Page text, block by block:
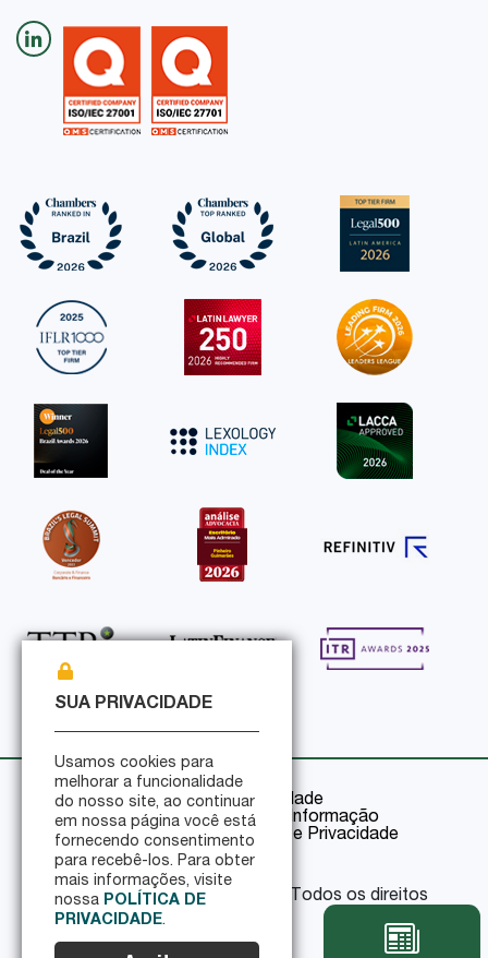
Política de Privacidade
Política de Segurança da Informação
Certificações de Segurança e Privacidade
© 2026 Pinheiro Guimarães - Todos os direitos
SUA PRIVACIDADE
Usamos cookies para
melhorar a funcionalidade
do nosso site, ao continuar
em nossa página você está
fornecendo consentimento
para recebê-los. Para obter
mais informações, visite
nossa POLÍTICA DE
PRIVACIDADE.